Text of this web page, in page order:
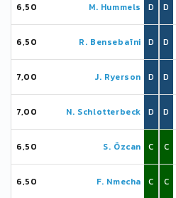
6,50 M. Hummels D
6,50 R. Bensebaïni D
7,00 J. Ryerson D
7,00 N. Schlotterbeck D
6,50 S. Özcan C
6,50 F. Nmecha C
D
D
D
D
C
C